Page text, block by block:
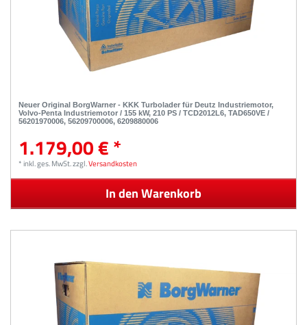
Neuer Original BorgWarner - KKK Turbolader für Deutz Industriemotor,
Volvo-Penta Industriemotor / 155 kW, 210 PS / TCD2012L6, TAD650VE /
56201970006, 56209700006, 6209880006
1.179,00 € *
*inkl. ges. MwSt.zzgl.Versandkosten
In den Warenkorb